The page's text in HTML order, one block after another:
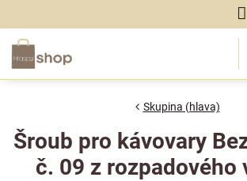
Skupina (hlava)
Šroub pro kávovary
č. 09 z rozpadového